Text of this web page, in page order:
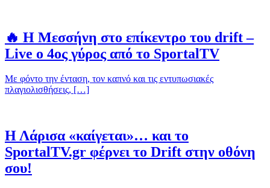
🔥 Η Μεσσήνη στο επίκεντρο του drift –
Live ο 4ος γύρος από το SportalTV
Με φόντο την ένταση, τον καπνό και τις εντυπωσιακές
πλαγιολισθήσεις, […]
Η Λάρισα «καίγεται»… και το
SportalTV.gr φέρνει το Drift στην οθόνη
σου!